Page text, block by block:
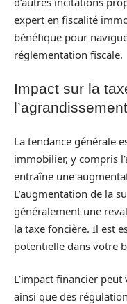
expert en fiscalité
bénéfique pour
réglementation fiscale.
Impact sur la
l’agrandissement
La tendance générale
immobilier, y compris
entraîne une
L’augmentation de la
généralement une
la taxe foncière. Il est
potentielle dans votre
L’impact financier peut
ainsi que des